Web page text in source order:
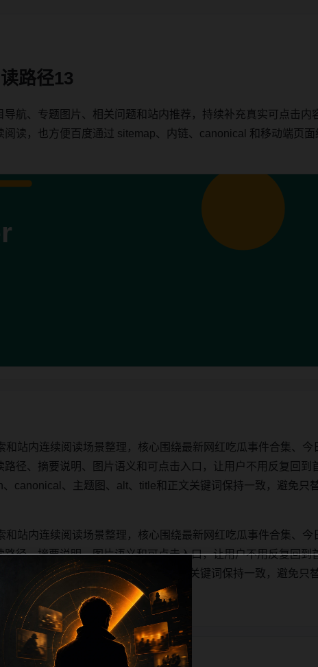
路径13
航、专题图片、相关问题和站内推荐，持续补充真实可点击内
读，也方便百度通过 sitemap、内链、canonical 和移动端页面
站内连续阅读场景整理，核心围绕最新网红吃瓜事件合集、今
径、摘要说明、图片语义和可点击入口，让用户不用反复回到
canonical、主题图、alt、title和正文关键词保持一致，避免只
站内连续阅读场景整理，核心围绕最新网红吃瓜事件合集、今
径、摘要说明、图片语义和可点击入口，让用户不用反复回到
canonical、主题图、alt、title和正文关键词保持一致，避免只